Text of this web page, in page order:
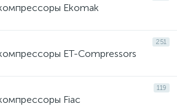
Ekomak
251
ET-Compressors
119
Fiac